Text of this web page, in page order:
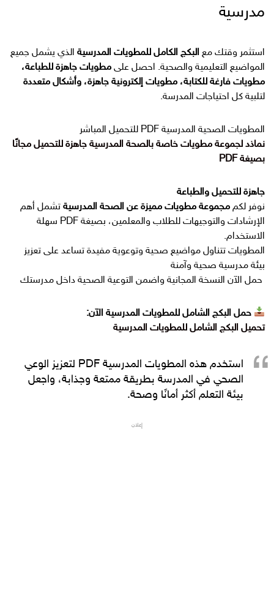
مدرسية
استثمر وقتك مع البكج الكامل للمطويات المدرسية الذي يشمل جميع
المواضيع التعليمية والصحية. احصل على مطويات جاهزة للطباعة،
مطويات فارغة للكتابة، مطويات إلكترونية جاهزة، وأشكال متعددة
لتلبية كل احتياجات المدرسة.
المطويات الصحية المدرسية PDF للتحميل المباشر
نماذد لجموعة مطويات خاصة بالصحة المدرسية جاهزة للتحميل مجانًا
بصيغة PDF
جاهزة للتحميل والطباعة
نوفر لكم مجموعة مطويات مميزة عن الصحة المدرسية تشمل أهم
الإرشادات والتوجيهات للطلاب والمعلمين، بصيغة PDF سهلة
الاستخدام.
المطويات تتناول مواضيع صحية وتوعوية مفيدة تساعد على تعزيز
بيئة مدرسية صحية وآمنة
حمل الآن النسخة المجانية واضمن التوعية الصحية داخل مدرستك
حمل البكج الشامل للمطويات المدرسية الآن:
تحميل البكج الشامل للمطويات المدرسية
استخدم هذه المطويات المدرسية PDF لتعزيز الوعي
الصحي في المدرسة بطريقة ممتعة وجذابة، واجعل
بيئة التعلم أكثر أمانًا وصحة.
إعلان